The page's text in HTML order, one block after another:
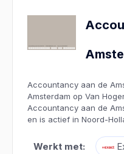
Accountancy aan de
Amsterdam op Van
Accountancy aan de
en is actief in Noord-
Werkt met: